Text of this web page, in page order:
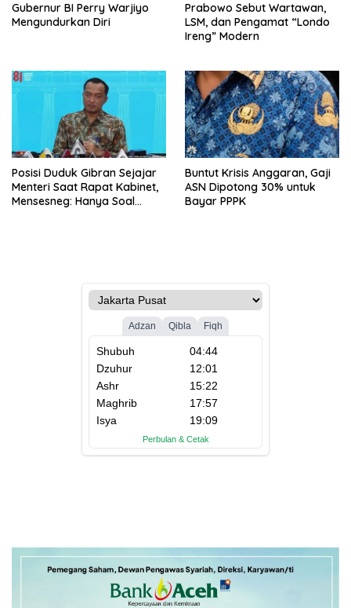
Gubernur BI Perry Warjiyo
Mengundurkan Diri
Prabowo Sebut Wartawan,
LSM, dan Pengamat “Londo
Ireng” Modern
Posisi Duduk Gibran Sejajar
Menteri Saat Rapat Kabinet,
Mensesneg: Hanya Soal
Buntut Krisis Anggaran, Gaji
ASN Dipotong 30% untuk
Bayar PPPK